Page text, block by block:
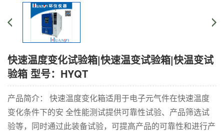
快速温度变化试验箱|快速温变试验箱|快温变试
验箱 型号：HYQT
产品简介： 快速温度变化箱适用于电子元气件在快速温度
变化条件下的安 全性能测试提供可靠性试验、产品筛选试
验等，同时通过此装备试验，可提高产品的可靠性和进行产